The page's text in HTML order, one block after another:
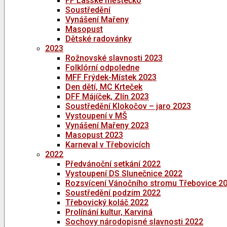
Soustředění
Vynášení Mařeny
Masopust
Dětské radovánky
2023
Rožnovské slavnosti 2023
Folklórní odpoledne
MFF Frýdek-Místek 2023
Den dětí, MC Krteček
DFF Májíček, Zlín 2023
Soustředění Klokočov – jaro 2023
Vystoupení v MŠ
Vynášení Mařeny 2023
Masopust 2023
Karneval v Třebovicích
2022
Předvánoční setkání 2022
Vystoupení DS Slunečnice 2022
Rozsvícení Vánočního stromu Třebovice
Soustředění podzim 2022
Třebovický koláč 2022
Prolínání kultur, Karviná
Sochovy národopisné slavnosti 2022